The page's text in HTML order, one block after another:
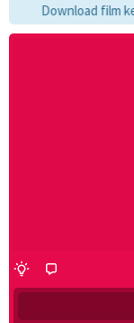
Download film